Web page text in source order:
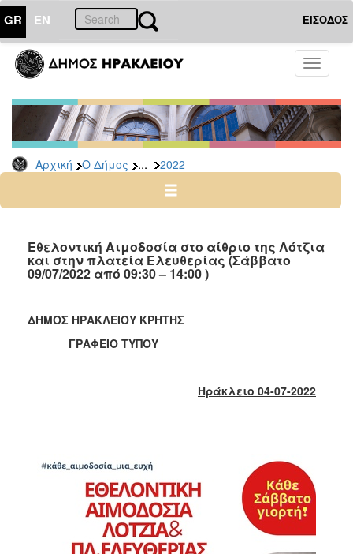
GR EN ΕΙΣΟΔΟΣ
Toggle
Αρχική Ο Δήμος ... 2022
ΔΗΜΟΣ
Δελτία
Τύπου
Αρχείο
2026
2024
2022
2012
2011
2010
2006
Εθελοντική Αιμοδοσία στο αίθριο της Λότζια
και στην πλατεία Ελευθερίας (Σάββατο
09/07/2022 από 09:30 – 14:00 )
ΔΗΜΟΣ ΗΡΑΚΛΕΙΟΥ ΚΡΗΤΗΣ
ΓΡΑΦΕΙΟ ΤΥΠΟΥ
Ηράκλειο 04-07-2022